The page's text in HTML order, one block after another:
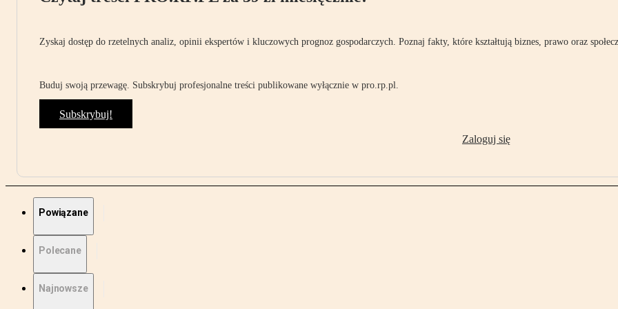
Zyskaj dostęp do rzetelnych analiz, opinii ekspertów i kluczowych prognoz gospodarczych. Poznaj fakty, które kształtują biznes, prawo oraz
Buduj swoją przewagę. Subskrybuj profesjonalne treści publikowane wyłącznie w pro.rp.pl.
Subskrybuj!
Zaloguj się
Powiązane
Polecane
Najnowsze